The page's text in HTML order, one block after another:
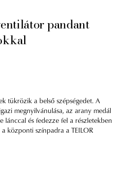
pandant
tükrözik a belső szépségedet. A
megnyilvánulása, az arany medál
lánccal és fedezze fel a részletekben
központi színpadra a TEILOR